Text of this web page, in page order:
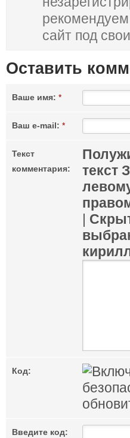
сайт под
Оставить
Ваше имя: *
Ваш e-mail: *
Текст
комментария:
текст
|
Код:
Введите код: